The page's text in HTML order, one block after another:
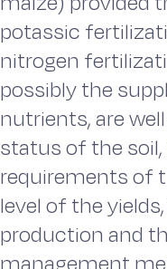
potassic
nitrogen
possibly the
nutrients, are
status of the
requirements of
level of the
production and